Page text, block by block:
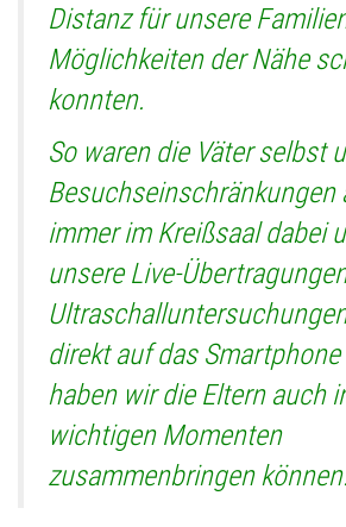
Distanz für unsere
Möglichkeiten der Nähe
konnten.
So waren die Väter selbst
Besuchseinschränkungen
immer im Kreißsaal dabei
unsere Live-
direkt auf das
haben wir die Eltern auch
wichtigen Momenten
zusammenbringen